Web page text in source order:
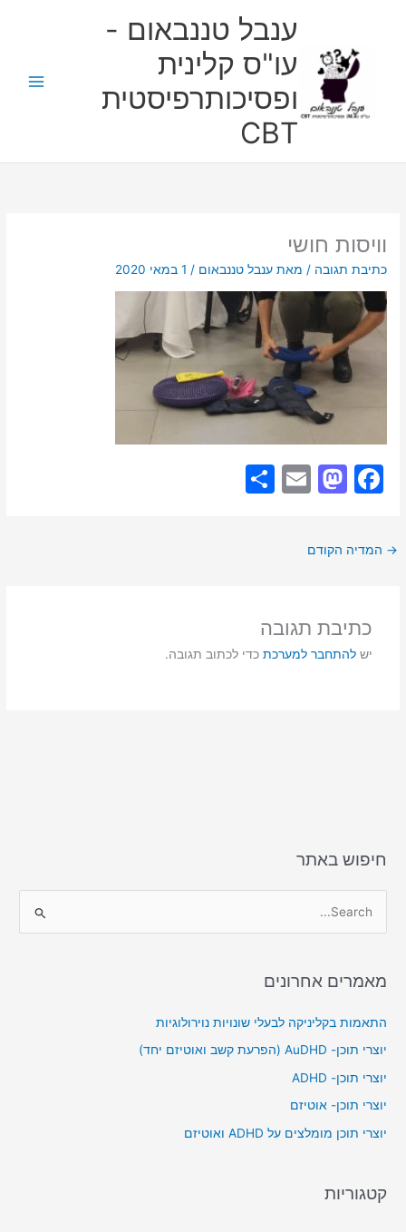
ענבל טננבאום -
עו"ס קלינית
ופסיכותרפיסטית
CBT
וויסות חושי
כתיבת תגובה / מאתענבל טננבאום/ 1 במאי 2020
F
e
o
o
M
o
o
n
E
→ המדיה הקודם
כתיבת תגובה
יש להתחבר למערכתכדי לכתוב תגובה.
חיפוש באתר
r
o
r
:
מאמרים אחרונים
התאמות בקליניקה לבעלי שונויות נוירולוגיות
יוצרי תוכן- AuDHD (הפרעת קשב ואוטיזם יחד)
יוצרי תוכן- ADHD
יוצרי תוכן- אוטיזם
יוצרי תוכן מומלצים על ADHD ואוטיזם
קטגוריות